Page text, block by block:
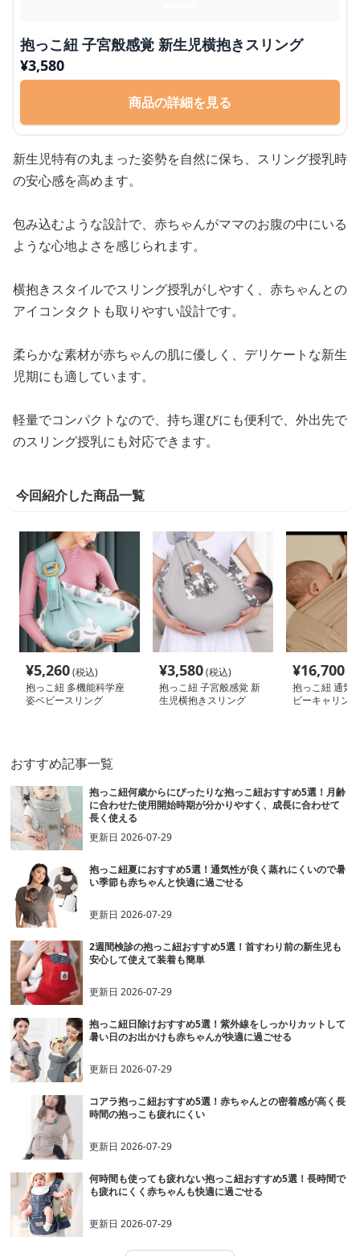
抱っこ紐 子宮般感覚 新生児横抱きスリング
¥3,580
商品の詳細を見る
新生児特有の丸まった姿勢を自然に保ち、スリング授乳時
の安心感を高めます。
包み込むような設計で、赤ちゃんがママのお腹の中にいる
ような心地よさを感じられます。
横抱きスタイルでスリング授乳がしやすく、赤ちゃんとの
アイコンタクトも取りやすい設計です。
柔らかな素材が赤ちゃんの肌に優しく、デリケートな新生
児期にも適しています。
軽量でコンパクトなので、持ち運びにも便利で、外出先で
のスリング授乳にも対応できます。
今回紹介した商品一覧
¥5,260(税込)
抱っこ紐 多機能科学座
姿ベビースリング
¥3,580(税込)
抱っこ紐 子宮般感覚 新
生児横抱きスリング
¥16,700
抱っこ紐 通気
ビーキャリング
おすすめ記事一覧
抱っこ紐何歳からにぴったりな抱っこ紐おすすめ5選！月齢
に合わせた使用開始時期が分かりやすく、成長に合わせて
長く使える
更新日2026-07-29
抱っこ紐夏におすすめ5選！通気性が良く蒸れにくいので暑
い季節も赤ちゃんと快適に過ごせる
更新日2026-07-29
2週間検診の抱っこ紐おすすめ5選！首すわり前の新生児も
安心して使えて装着も簡単
更新日2026-07-29
抱っこ紐日除けおすすめ5選！紫外線をしっかりカットして
暑い日のお出かけも赤ちゃんが快適に過ごせる
更新日2026-07-29
コアラ抱っこ紐おすすめ5選！赤ちゃんとの密着感が高く長
時間の抱っこも疲れにくい
更新日2026-07-29
何時間も使っても疲れない抱っこ紐おすすめ5選！長時間で
も疲れにくく赤ちゃんも快適に過ごせる
更新日2026-07-29